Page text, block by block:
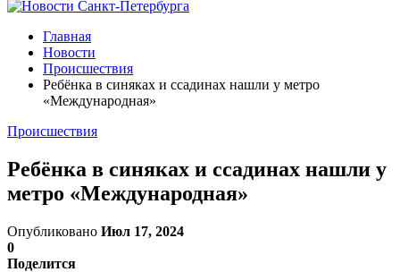
Главная
Новости
Происшествия
Ребёнка в синяках и ссадинах нашли у метро
«Международная»
Происшествия
Ребёнка в синяках и ссадинах нашли у
метро «Международная»
Опубликовано Июл 17, 2024
0
Поделится